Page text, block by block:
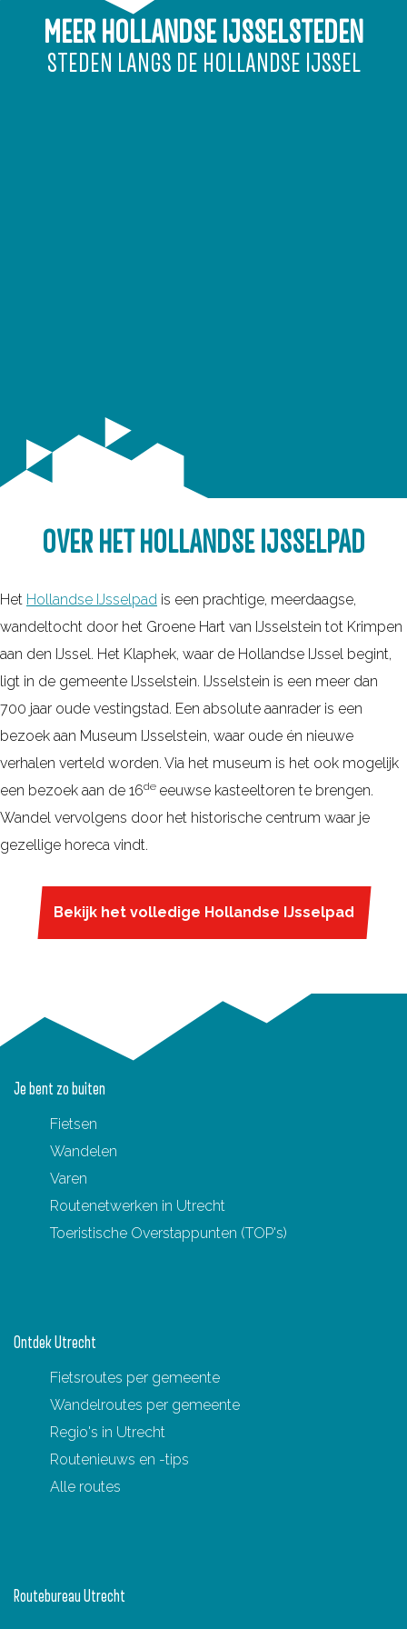
MEER HOLLANDSE IJSSELSTEDEN
STEDEN LANGS DE HOLLANDSE IJSSEL
OVER HET HOLLANDSE IJSSELPAD
Het Hollandse IJsselpad is een prachtige, meerdaagse,
wandeltocht door het Groene Hart van IJsselstein tot Krimpen
aan den IJssel. Het Klaphek, waar de Hollandse IJssel begint,
ligt in de gemeente IJsselstein. IJsselstein is een meer dan
700 jaar oude vestingstad. Een absolute aanrader is een
bezoek aan Museum IJsselstein, waar oude én nieuwe
verhalen verteld worden. Via het museum is het ook mogelijk
een bezoek aan de 16de ­eeuwse kasteeltoren te brengen.
Wandel vervolgens door het historische centrum waar je
gezellige horeca vindt.
Bekijk het volledige Hollandse IJsselpad
Je bent zo buiten
Fietsen
Wandelen
Varen
Routenetwerken in Utrecht
Toeristische Overstappunten (TOP's)
Ontdek Utrecht
Fietsroutes per gemeente
Wandelroutes per gemeente
Regio's in Utrecht
Routenieuws en -tips
Alle routes
Routebureau Utrecht